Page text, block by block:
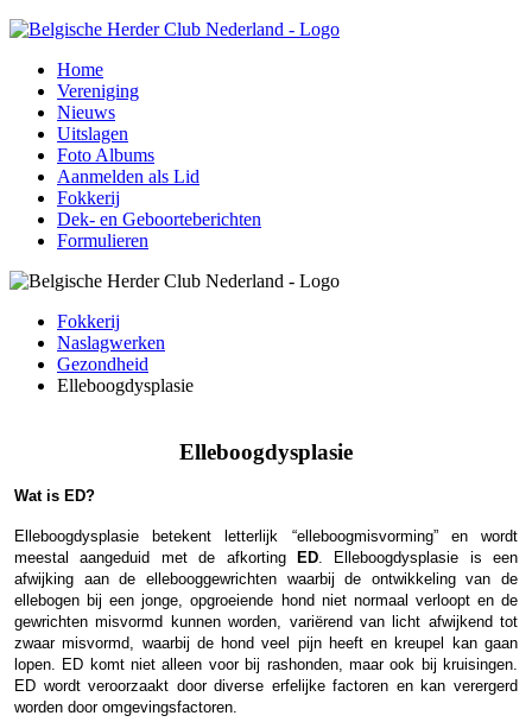
Home
Vereniging
Nieuws
Uitslagen
Foto Albums
Aanmelden als Lid
Fokkerij
Dek- en Geboorteberichten
Formulieren
Fokkerij
Naslagwerken
Gezondheid
Elleboogdysplasie
Elleboogdysplasie
Wat is ED?
Elleboogdysplasie betekent letterlijk “elleboogmisvorming” en wordt
meestal aangeduid met de afkorting
ED. Elleboogdysplasie is een
afwijking aan de ellebooggewrichten waarbij de ontwikkeling van de
ellebogen bij een jonge, opgroeiende hond niet normaal verloopt en de
gewrichten misvormd kunnen worden, variërend van licht afwijkend tot
zwaar misvormd, waarbij de hond veel pijn heeft en kreupel kan gaan
lopen. ED komt niet alleen voor bij rashonden, maar ook bij kruisingen.
ED wordt veroorzaakt door diverse erfelijke factoren en kan verergerd
worden door omgevingsfactoren.